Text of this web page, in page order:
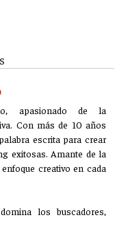
apasionado de la
exitosas. Amante de la
creativo en cada
apasionado de la
Con más de 10 años
escrita para crear
exitosas. Amante de la
creativo en cada
los buscadores,